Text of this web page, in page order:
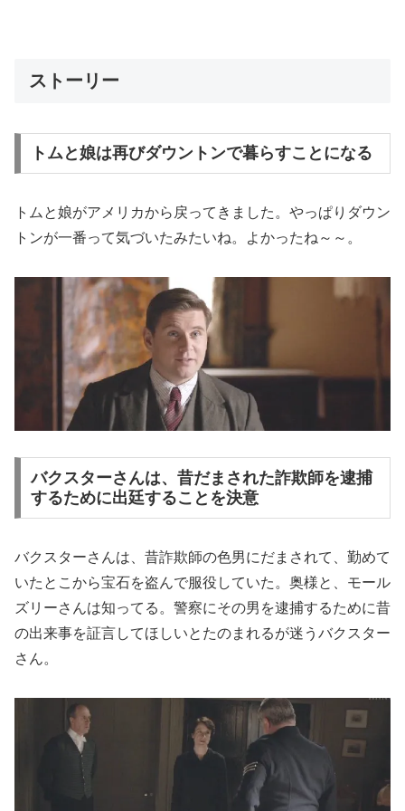
ストーリー
トムと娘は再びダウントンで暮らすことになる
トムと娘がアメリカから戻ってきました。やっぱりダウン
トンが一番って気づいたみたいね。よかったね～～。
バクスターさんは、昔だまされた詐欺師を逮捕
するために出廷することを決意
バクスターさんは、昔詐欺師の色男にだまされて、勤めて
いたとこから宝石を盗んで服役していた。奥様と、モール
ズリーさんは知ってる。警察にその男を逮捕するために昔
の出来事を証言してほしいとたのまれるが迷うバクスター
さん。